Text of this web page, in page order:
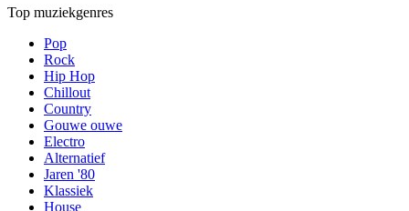
Top muziekgenres
Pop
Rock
Hip Hop
Chillout
Country
Gouwe ouwe
Electro
Alternatief
Jaren '80
Klassiek
House